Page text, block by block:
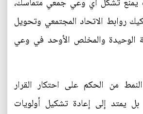
روابط الاتحاد المجتمعي وتحويل
الوحيدة والمخلص الأوحد في وعي
من الحكم على احتكار القرار
يمتد إلى إعادة تشكيل أولويات